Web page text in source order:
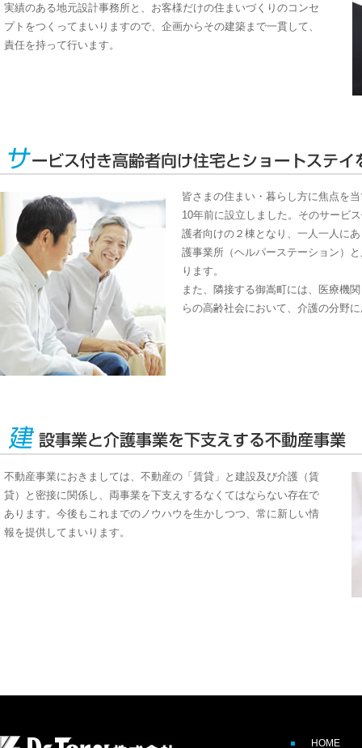
実績のある地元設計事務所と、お客様だけの住まいづくりのコンセ
プトをつくってまいりますので、企画からその建築まで一貫して、
責任を持って行います。
皆さまの住まい・暮らし方に焦点を
10年前に設立しました。そのサービ
護者向けの２棟となり、一人一人に
護事業所（ヘルパーステーション）
ります。
また、隣接する御嵩町には、医療機
らの高齢社会において、介護の分野
不動産事業におきましては、不動産の「賃貸」と建設及び介護（賃
貸）と密接に関係し、両事業を下支えするなくてはならない存在で
あります。今後もこれまでのノウハウを生かしつつ、常に新しい情
報を提供してまいります。
HOME